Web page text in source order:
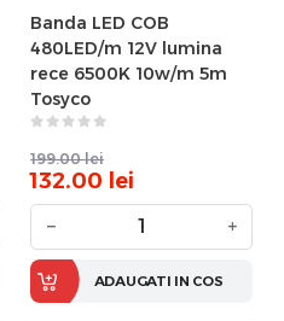
Banda LED COB
480LED/m 12V lumina
rece 6500K 10w/m 5m
Tosyco
199.00 lei
132.00 lei
− +
ADAUGATI IN COS